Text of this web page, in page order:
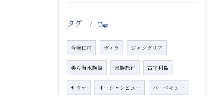
タグ Tags
今帰仁村 ヴィラ ジャングリア
美ら海水族館 家族旅行 古宇利島
サウナ オーシャンビュー バーベキュー